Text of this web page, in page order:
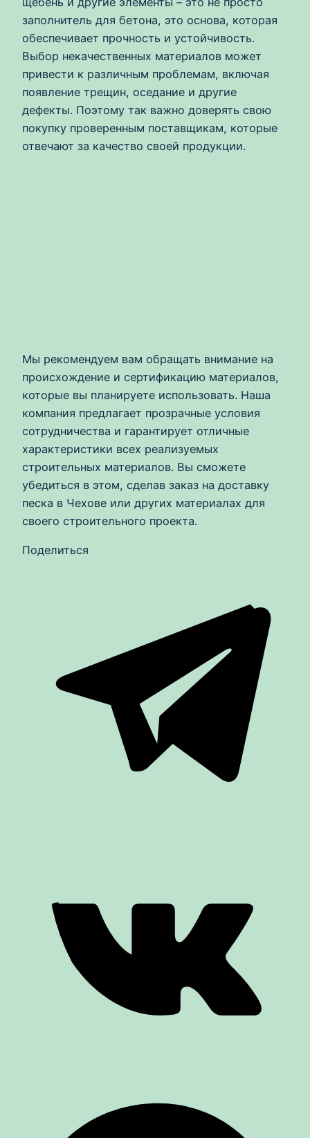
заполнитель для бетона, это основа, которая
обеспечивает прочность и устойчивость.
Выбор некачественных материалов может
привести к различным проблемам, включая
появление трещин, оседание и другие
дефекты. Поэтому так важно доверять свою
покупку проверенным поставщикам, которые
отвечают за качество своей продукции.
Мы рекомендуем вам обращать внимание на
происхождение и сертификацию материалов,
которые вы планируете использовать. Наша
компания предлагает прозрачные условия
сотрудничества и гарантирует отличные
характеристики всех реализуемых
строительных материалов. Вы сможете
убедиться в этом, сделав заказ на доставку
песка в Чехове или других материалах для
своего строительного проекта.
Поделиться